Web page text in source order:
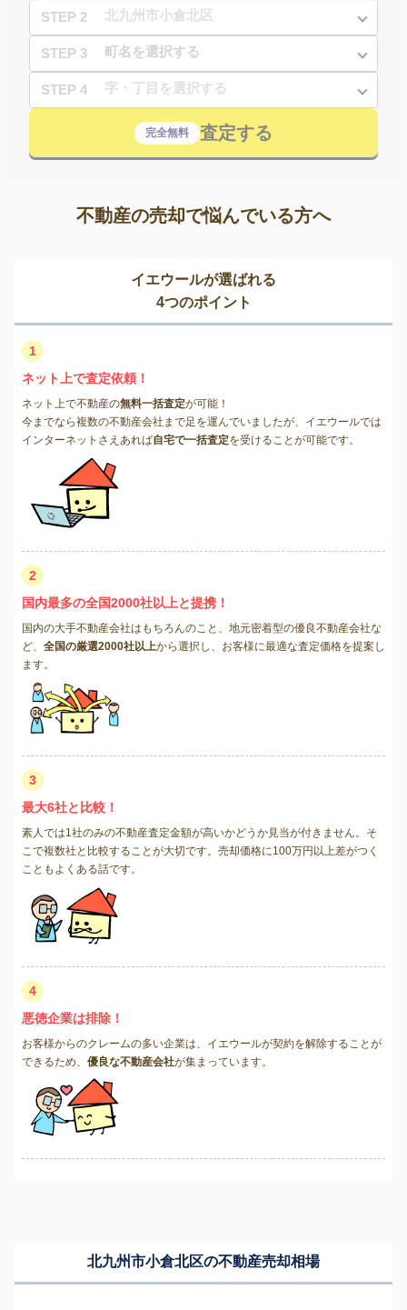
STEP 2
STEP 3
STEP 4
完全無料 査定する
不動産の売却で悩んでいる方へ
イエウールが選ばれる
4つのポイント
1
ネット上で査定依頼！
ネット上で不動産の無料一括査定が可能！
今までなら複数の不動産会社まで足を運んでいましたが、イエウールでは
インターネットさえあれば自宅で一括査定を受けることが可能です。
2
国内最多の全国2000社以上と提携！
国内の大手不動産会社はもちろんのこと、地元密着型の優良不動産会社な
ど、 全国の厳選2000社以上から選択し、お客様に最適な査定価格を提案し
ます。
3
最大6社と比較！
素人では1社のみの不動産査定金額が高いかどうか見当が付きません。そ
こで複数社と比較することが大切です。売却価格に100万円以上差がつく
こともよくある話です。
4
悪徳企業は排除！
お客様からのクレームの多い企業は、イエウールが契約を解除することが
できるため、 優良な不動産会社が集まっています。
北九州市小倉北区の不動産売却相場